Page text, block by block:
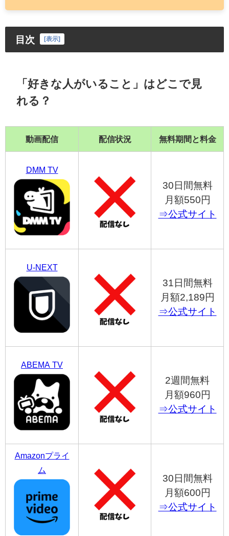
目次 [表示]
「好きな人がいること」はどこで見
れる？
動画配信 配信状況 無料期間と料金
DMM TV
30日間無料
月額550円
⇒公式サイト
U-NEXT
31日間無料
月額2,189円
⇒公式サイト
ABEMA TV
2週間無料
月額960円
⇒公式サイト
Amazonプライ
ム
30日間無料
月額600円
⇒公式サイト